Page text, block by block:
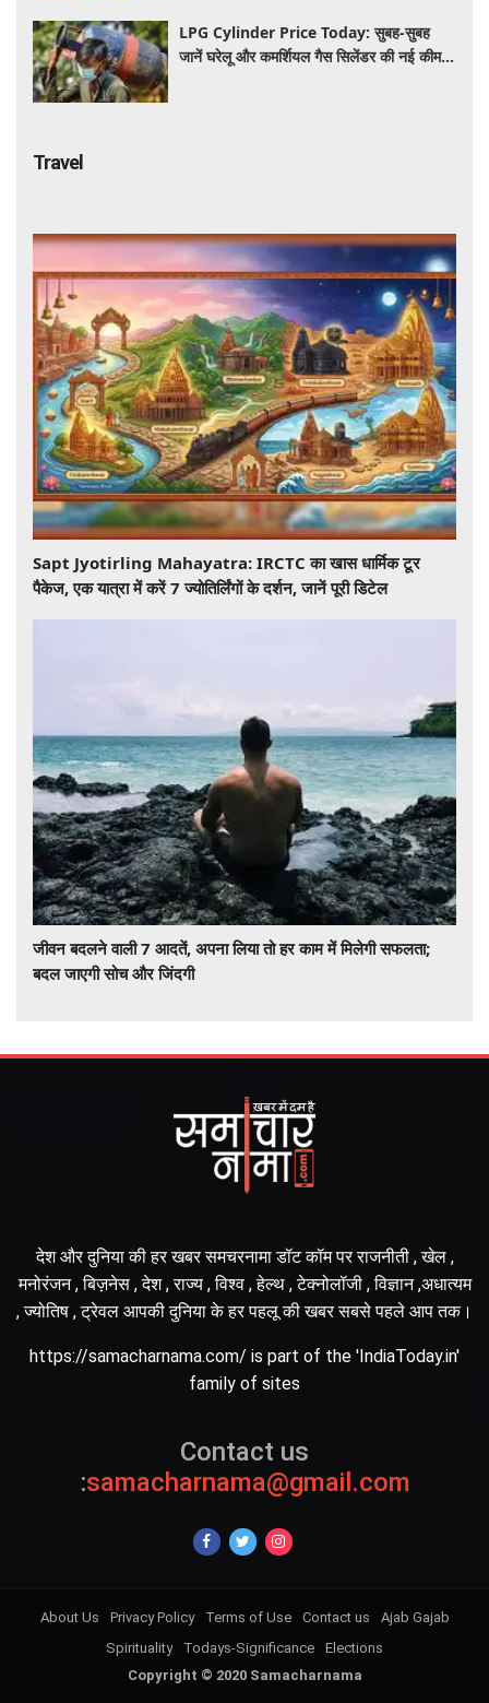
LPG Cylinder Price Today: सुबह-सुबह
जानें घरेलू और कमर्शियल गैस सिलेंडर की नई कीमत,
Travel
Sapt Jyotirling Mahayatra: IRCTC का खास धार्मिक टूर
पैकेज, एक यात्रा में करें 7 ज्योतिर्लिंगों के दर्शन, जानें पूरी डिटेल
जीवन बदलने वाली 7 आदतें, अपना लिया तो हर काम में मिलेगी सफलता;
बदल जाएगी सोच और जिंदगी
देश और दुनिया की हर खबर समचरनामा डॉट कॉम पर राजनीती , खेल ,
मनोरंजन , बिज़नेस , देश , राज्य , विश्व , हेल्थ , टेक्नोलॉजी , विज्ञान ,अधात्यम
, ज्योतिष , ट्रेवल आपकी दुनिया के हर पहलू की खबर सबसे पहले आप तक।
https://samacharnama.com/ is part of the 'IndiaToday.in'
family of sites
Contact us
:samacharnama@gmail.com
Copyright © 2020 Samacharnama
About Us Privacy Policy Terms of Use Contact us
Ajab Gajab
Spirituality
Todays-Significance Elections